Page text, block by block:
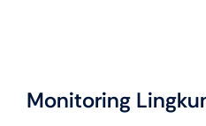
Monitoring